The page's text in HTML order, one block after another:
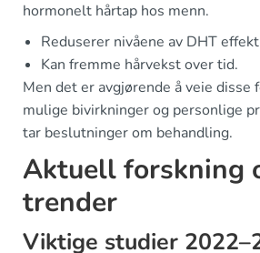
hormonelt hårtap hos menn.
Reduserer nivåene av DHT
Kan fremme hårvekst over tid.
Men det er avgjørende å veie disse
mulige bivirkninger og personlige
tar beslutninger om behandling.
Aktuell forskning
trender
Viktige studier